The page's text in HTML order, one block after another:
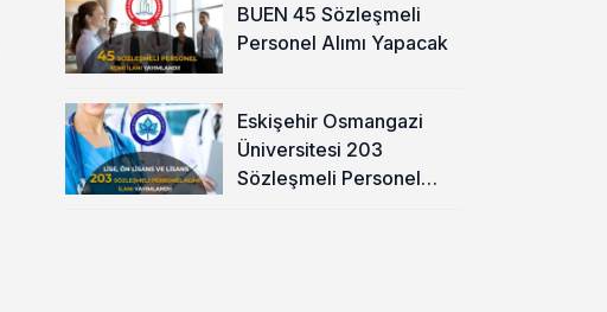
BUEN 45 Sözleşmeli
Personel Alımı Yapacak
Eskişehir Osmangazi
Üniversitesi 203
Sözleşmeli Personel